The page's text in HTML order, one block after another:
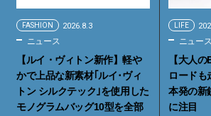
FASHION 2026.8.3
ニュース
【ルイ・ヴィトン新作】軽や
かで上品な新素材｢ルイ･ヴィ
トン シルクテック｣を使用した
モノグラムバッグ10型を全部
LIFE
ニュース
【大人
ロードも
本発の新
に注目